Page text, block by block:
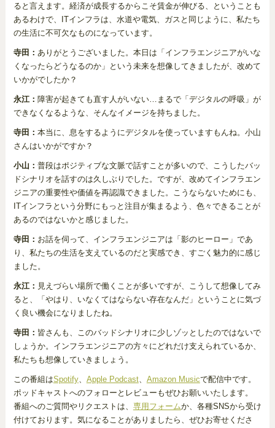
ると言えます。経済が成長するからこそ賃金が伸びる、ということも
あるわけで、ITインフラは、水道や電気、ガスと同じように、私たち
の生活に不可欠なものになっています。
寺田： ありがとうございました。本日は「インフラエンジニアがいな
くなったらどうなるのか」という未来を想像してきましたが、改めて
いかがでしたか？
永江： 障害が起きても直す人がいない…まるで「デジタルの呼吸」が
できなくなるような、そんなイメージを持ちました。
寺田： 本当に、息をするようにデジタルを使っていますもんね。小山
さんはいかがですか？
小山： 普段はポジティブな文脈で話すことが多いので、こうしたバッ
ドシナリオを話すのは久しぶりでした。ですが、改めてインフラエン
ジニアの重要性や価値を再認識できました。こうならないためにも、
ITインフラという分野にもっと注目が集まるよう、色々できることが
あるのではないかと感じました。
寺田： お話を伺って、インフラエンジニアは「影のヒーロー」であ
り、私たちの生活を支えているのだと実感でき、すごく魅力的に感じ
ました。
永江： 見えづらい場所で働くことが多いですが、こうして想像してみ
ると、「やはり、いなくてはならない存在なんだ」ということに気づ
く良い機会になりましたね。
寺田： 皆さんも、このバッドシナリオに少しゾッとしたのではないで
しょうか。インフラエンジニアの方々にどれだけ支えられているか、
私たちも想像していきましょう。
この番組はSpotify、 Apple Podcast、 Amazon Musicで配信中です。
ポッドキャストへのフォローとレビューもぜひお願いいたします。
番組へのご質問やリクエストは、 専用フォームか、各種SNSから受け
付けております。気になることがありましたら、ぜひお寄せくださ